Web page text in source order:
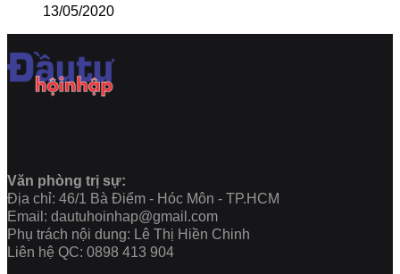
13/05/2020
Văn phòng trị sự:
Địa chỉ: 46/1 Bà Điểm - Hóc Môn - TP.HCM
Email: dautuhoinhap@gmail.com
Phụ trách nội dung: Lê Thị Hiền Chinh
Liên hệ QC: 0898 413 904